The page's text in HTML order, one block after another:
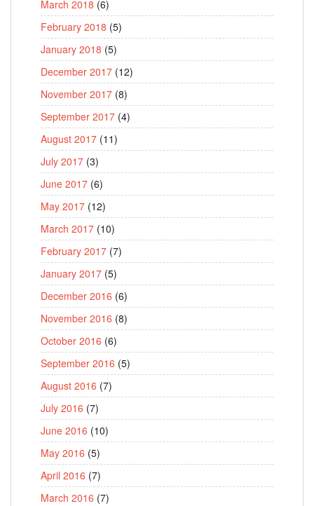
March 2018 (6)
February 2018 (5)
January 2018 (5)
December 2017 (12)
November 2017 (8)
September 2017 (4)
August 2017 (11)
July 2017 (3)
June 2017 (6)
May 2017 (12)
March 2017 (10)
February 2017 (7)
January 2017 (5)
December 2016 (6)
November 2016 (8)
October 2016 (6)
September 2016 (5)
August 2016 (7)
July 2016 (7)
June 2016 (10)
May 2016 (5)
April 2016 (7)
March 2016 (7)